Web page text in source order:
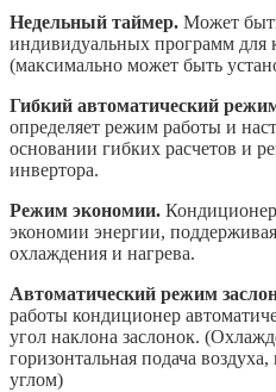
Недельный таймер. Может
индивидуальных программ для
(максимально может быть
Гибкий автоматический
определяет режим работы и
основании гибких расчетов и
инвертора.
Режим экономии.
экономии энергии,
охлаждения и нагрева.
Автоматический режим
работы кондиционер
угол наклона заслонок.
горизонтальная подача
углом)